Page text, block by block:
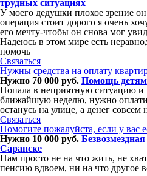
трудных ситуациях
У моего дедушки плохое зрение
операция стоит дорого я очень
его мечту-чтобы он снова мог
Надеюсь в этом мире есть
помочь
Связаться
Нужны средства на оплату
Нужно 70 000 руб. Помощь детям
Попала в неприятную ситуацию и
ближайшую неделю, нужно
останусь на улице, а денег совсем
Связаться
Помогите пожалуйста, если у вас
Нужно 10 000 руб.
Саранске
Нам просто не на что жить, не
пенсию вдвоем, ни на что другое